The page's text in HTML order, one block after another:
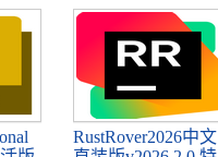
RustRover2026中文